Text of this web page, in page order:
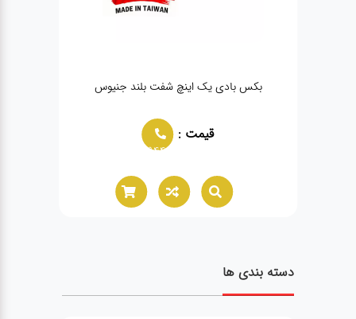
بکس بادی یک اینچ شفت بلند جنیوس
قیمت :
02166021944
دسته بندی ها